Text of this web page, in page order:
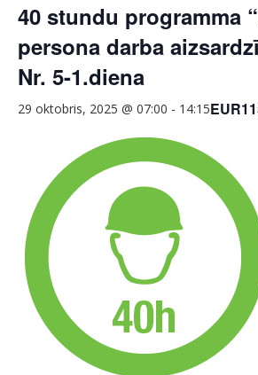
40 stundu programma
persona darba
Nr. 5-1.diena
29 oktobris, 2025 @ 07:00 - 14:15